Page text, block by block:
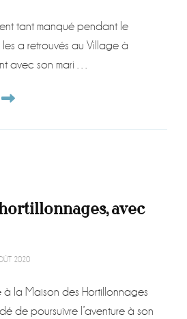
tant manqué pendant le
les a retrouvés au Village à
avec son mari …
avec
2020
la Maison des Hortillonnages
de poursuivre l’aventure à son